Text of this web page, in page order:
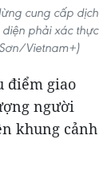
cung cấp dịch
phải xác thực
Vietnam+)
điểm giao
người
khung cảnh